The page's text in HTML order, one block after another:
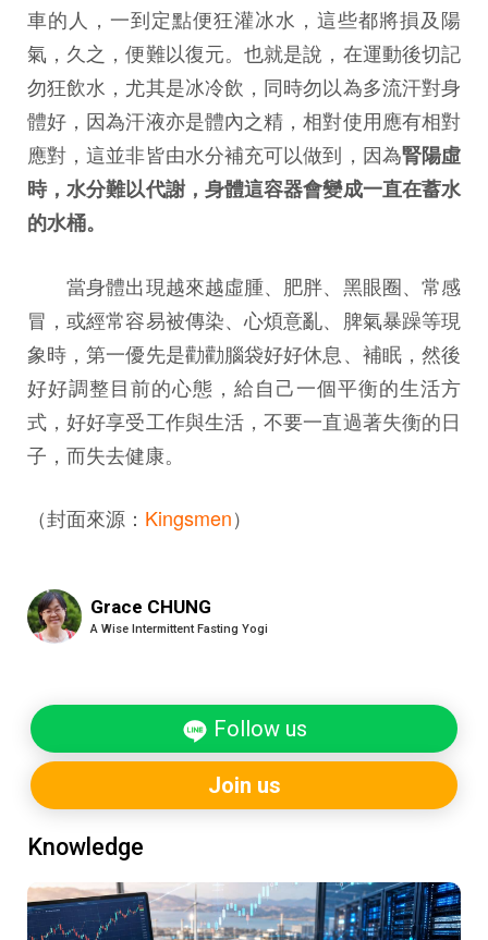
車的人，一到定點便狂灌冰水，這些都將損及陽
氣，久之，便難以復元。也就是說，在運動後切記
勿狂飲水，尤其是冰冷飲，同時勿以為多流汗對身
體好，因為汗液亦是體內之精，相對使用應有相對
應對，這並非皆由水分補充可以做到，因為腎陽虛
時，水分難以代謝，身體這容器會變成一直在蓄水
的水桶。
當身體出現越來越虛腫、肥胖、黑眼圈、常感
冒，或經常容易被傳染、心煩意亂、脾氣暴躁等現
象時，第一優先是勸勸腦袋好好休息、補眠，然後
好好調整目前的心態，給自己一個平衡的生活方
式，好好享受工作與生活，不要一直過著失衡的日
子，而失去健康。
（封面來源： Kingsmen）
Grace CHUNG
A Wise Intermittent Fasting Yogi
Follow us
Join us
Knowledge